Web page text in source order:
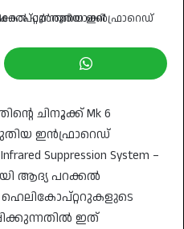
ചിനൂക്ക് Mk 6
ഇൻഫ്രാറെഡ്
Suppression System –
ആദ്യ പറക്കൽ
ഇത്